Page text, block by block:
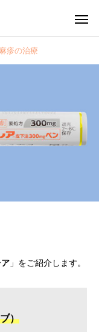
効くの？
疹の治療
」をご紹介します。
）